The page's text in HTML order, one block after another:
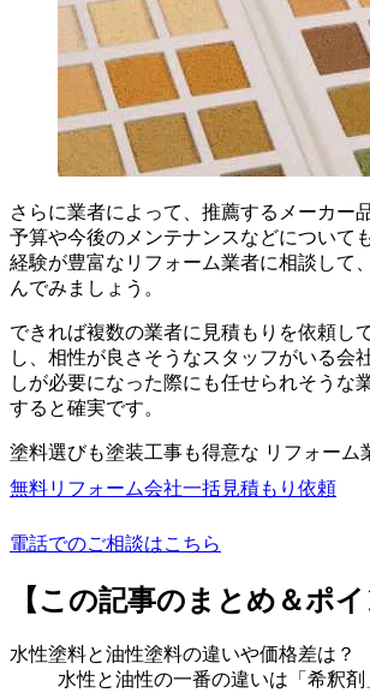
さらに業者によって、推薦するメーカー
予算や今後のメンテナンスなどについて
経験が豊富なリフォーム業者に相談して
んでみましょう。
できれば複数の業者に見積もりを依頼し
し、相性が良さそうなスタッフがいる会
しが必要になった際にも任せられそうな
すると確実です。
塗料選びも塗装工事も得意な リフォーム
無料リフォーム会社一括見積もり依頼
電話でのご相談はこちら
【この記事のまとめ＆ポイ
水性塗料と油性塗料の違いや価格差は？
水性と油性の一番の違いは「希釈